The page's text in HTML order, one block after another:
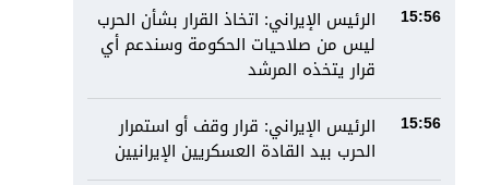
15:56
الرئيس الإيراني: اتخاذ القرار بشأن الحرب
ليس من صلاحيات الحكومة وسندعم أي
قرار يتخذه المرشد
15:56
الرئيس الإيراني: قرار وقف أو استمرار
الحرب بيد القادة العسكريين الإيرانيين